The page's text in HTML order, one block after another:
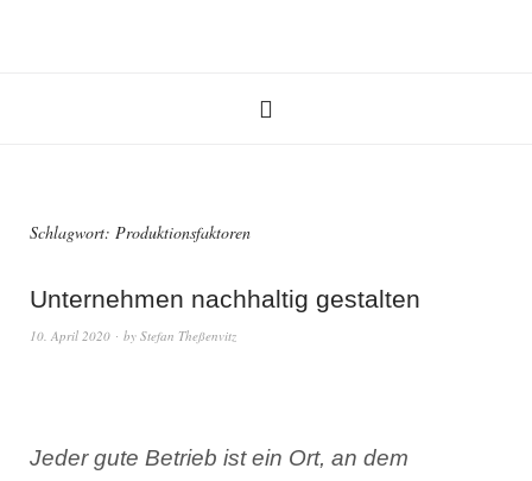
Schlagwort: Produktionsfaktoren
Unternehmen nachhaltig gestalten
10. April 2020 by Stefan Theßenvitz
Jeder gute Betrieb ist ein Ort, an dem